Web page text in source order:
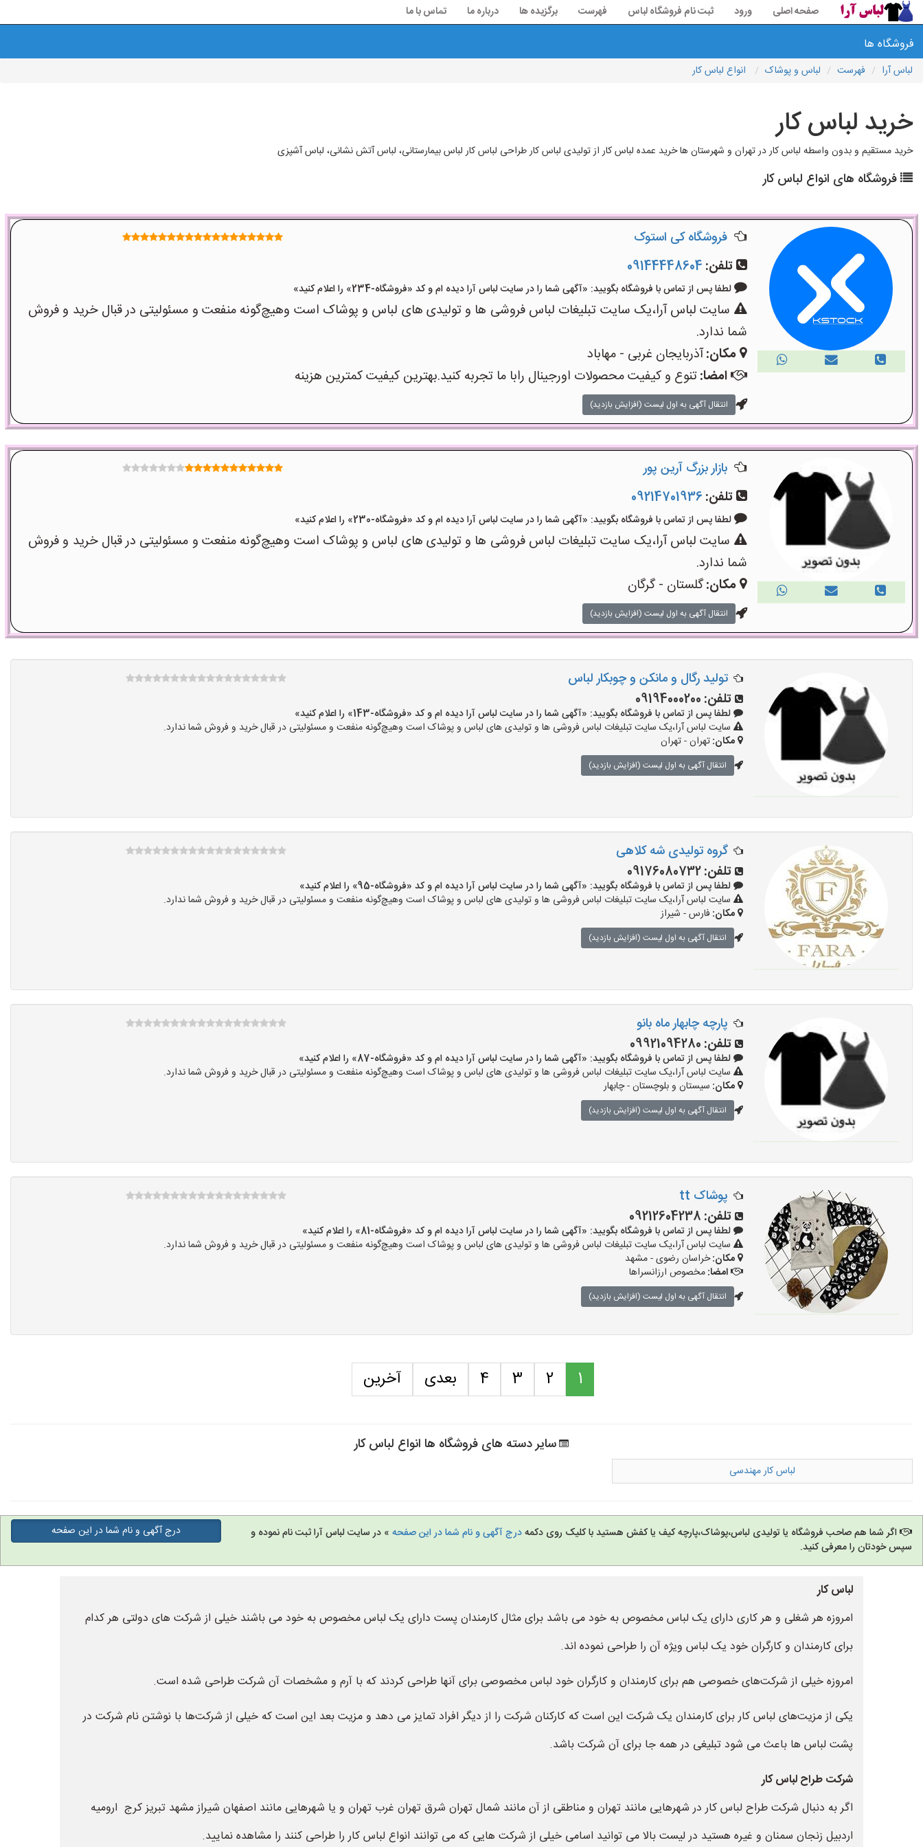
صفحه اصلی ورود ثبت نام فروشگاه لباس فهرست برگزیده ها درباره ما تماس با ما
فروشگاه ها
لباس آرا فهرست لباس و پوشاک انواع لباس کار
خرید لباس کار
خرید مستقیم و بدون واسطه لباس کار در تهران و شهرستان ها خرید عمده لباس کار از تولیدی لباس کار طراحی لباس کار لباس بیمارستانی، لباس آتش نشانی، لباس آشپزی
فروشگاه های انواع لباس کار
فروشگاه کی استوک
تلفن: 09144448604
لطفا پس از تماس با فروشگاه بگویید: «آگهی شما را در سایت لباس آرا دیده ام و کد «فروشگاه-234» را اعلام کنید»
سایت لباس آرا،یک سایت تبلیغات لباس فروشی ها و تولیدی های لباس و پوشاک است وهیچ‌گونه منفعت و مسئولیتی در قبال خرید و فروش
شما ندارد.
مکان:آذربایجان غربی - مهاباد
امضا:تنوع و کیفیت محصولات اورجینال رابا ما تجربه کنید.بهترین کیفیت کمترین هزینه
انتقال آگهی به اول لیست (افزایش بازدید)
بازار بزرگ آرین پور
تلفن: 09214701936
لطفا پس از تماس با فروشگاه بگویید: «آگهی شما را در سایت لباس آرا دیده ام و کد «فروشگاه-230» را اعلام کنید»
سایت لباس آرا،یک سایت تبلیغات لباس فروشی ها و تولیدی های لباس و پوشاک است وهیچ‌گونه منفعت و مسئولیتی در قبال خرید و فروش
شما ندارد.
مکان:گلستان - گرگان
انتقال آگهی به اول لیست (افزایش بازدید)
تولید رگال و مانکن و چوبکار لباس
تلفن: 09194000200
لطفا پس از تماس با فروشگاه بگویید: «آگهی شما را در سایت لباس آرا دیده ام و کد «فروشگاه-143» را اعلام کنید»
سایت لباس آرا،یک سایت تبلیغات لباس فروشی ها و تولیدی های لباس و پوشاک است وهیچ‌گونه منفعت و مسئولیتی در قبال خرید و فروش شما ندارد.
مکان:تهران - تهران
انتقال آگهی به اول لیست (افزایش بازدید)
گروه تولیدی شه کلاهی
تلفن:09176080732
لطفا پس از تماس با فروشگاه بگویید: «آگهی شما را در سایت لباس آرا دیده ام و کد «فروشگاه-95» را اعلام کنید»
سایت لباس آرا،یک سایت تبلیغات لباس فروشی ها و تولیدی های لباس و پوشاک است وهیچ‌گونه منفعت و مسئولیتی در قبال خرید و فروش شما ندارد.
مکان: فارس - شیراز
انتقال آگهی به اول لیست (افزایش بازدید)
پارچه چابهار ماه بانو
تلفن: 09921094280
لطفا پس از تماس با فروشگاه بگویید: «آگهی شما را در سایت لباس آرا دیده ام و کد «فروشگاه-87» را اعلام کنید»
سایت لباس آرا،یک سایت تبلیغات لباس فروشی ها و تولیدی های لباس و پوشاک است وهیچ‌گونه منفعت و مسئولیتی در قبال خرید و فروش شما ندارد.
مکان: سیستان و بلوچستان - چابهار
انتقال آگهی به اول لیست (افزایش بازدید)
پوشاک tt
تلفن: 09212604238
لطفا پس از تماس با فروشگاه بگویید: «آگهی شما را در سایت لباس آرا دیده ام و کد «فروشگاه-81» را اعلام کنید»
سایت لباس آرا،یک سایت تبلیغات لباس فروشی ها و تولیدی های لباس و پوشاک است وهیچ‌گونه منفعت و مسئولیتی در قبال خرید و فروش شما ندارد.
مکان:خراسان رضوی - مشهد
امضا:مخصوص ارزانسراها
انتقال آگهی به اول لیست (افزایش بازدید)
1
2
3
4 بعدی آخرین
سایر دسته های فروشگاه ها انواع لباس کار
لباس کار مهندسی
اگر شما هم صاحب فروشگاه یا تولیدی لباس،پوشاک،پارچه کیف یا کفش هستید با کلیک روی دکمهدرج آگهی و نام شما در این صفحه » در سایت لباس آرا ثبت نام نموده و
سپس خودتان را معرفی کنید.
درج آگهی و نام شما در این صفحه
لباس کار
امروزه هر شغلی و هر کاری دارای یک لباس مخصوص به خود می باشد برای مثال کارمندان پست دارای یک لباس مخصوص به خود می باشند خیلی از شرکت های دولتی هر کدام
برای کارمندان و کارگران خود یک لباس ویژه آن را طراحی نموده اند.
امروزه خیلی از شرکت‌های خصوصی هم برای کارمندان و کارگران خود لباس مخصوصی برای آنها طراحی کردند که با آرم و مشخصات آن شرکت طراحی شده است.
یکی از مزیت‌های لباس کار برای کارمندان یک شرکت این است که کارکنان شرکت را از دیگر افراد تمایز می دهد و مزیت بعد این است که خیلی از شرکت‌ها با نوشتن نام شرکت در
پشت لباس ها باعث می شود تبلیغی در همه جا برای آن شرکت باشد.
شرکت طراح لباس کار
اگر به دنبال شرکت طراح لباس کار در شهرهایی مانند تهران و مناطقی از آن مانند شمال تهران شرق تهران غرب تهران و یا شهرهایی مانند اصفهان شیراز مشهد تبریز کرج ارومیه
اردبیل زنجان سمنان و غیره هستید در لیست بالا می توانید اسامی خیلی از شرکت هایی که می توانند انواع لباس کار را طراحی کنند را مشاهده نمایید.